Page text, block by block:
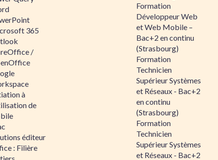
365
/
à
de
éditeur
: Filière
Formation
Développeur Web
et Web Mobile –
Bac+2 en continu
(Strasbourg)
Formation
Technicien
Supérieur Systèmes
et Réseaux - Bac+2
en continu
(Strasbourg)
Formation
Technicien
Supérieur Systèmes
et Réseaux - Bac+2